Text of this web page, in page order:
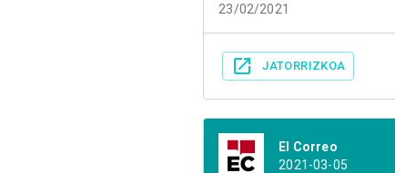
23/02/2021
JATORRIZKOA
El Correo
2021-03-05